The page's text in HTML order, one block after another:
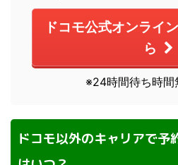
ドコモ公式オンライ
ら
※24時間待ち時間
ドコモ以外のキャリアで予